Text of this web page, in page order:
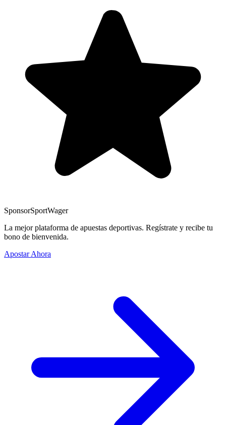
SponsorSportWager
La mejor plataforma de apuestas deportivas. Regístrate y recibe tu
bono de bienvenida.
Apostar Ahora